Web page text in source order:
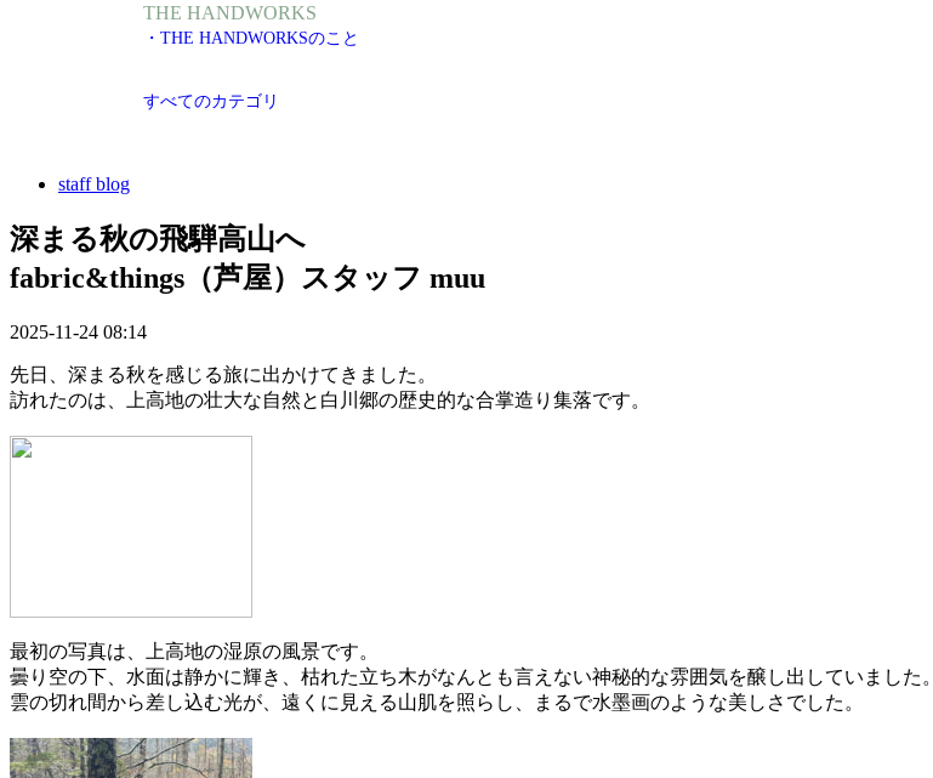
THE HANDWORKS
・THE HANDWORKSのこと
すべてのカテゴリ
staff blog
深まる秋の飛騨高山へ
fabric&things（芦屋）スタッフ muu
2025-11-24 08:14
先日、深まる秋を感じる旅に出かけてきました。
訪れたのは、上高地の壮大な自然と白川郷の歴史的な合掌造り集落です。
最初の写真は、上高地の湿原の風景です。
曇り空の下、水面は静かに輝き、枯れた立ち木がなんとも言えない神秘的な雰囲気を醸し出していました。
雲の切れ間から差し込む光が、遠くに見える山肌を照らし、まるで水墨画のような美しさでした。